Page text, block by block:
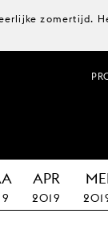
zomertijd.
APR
2019